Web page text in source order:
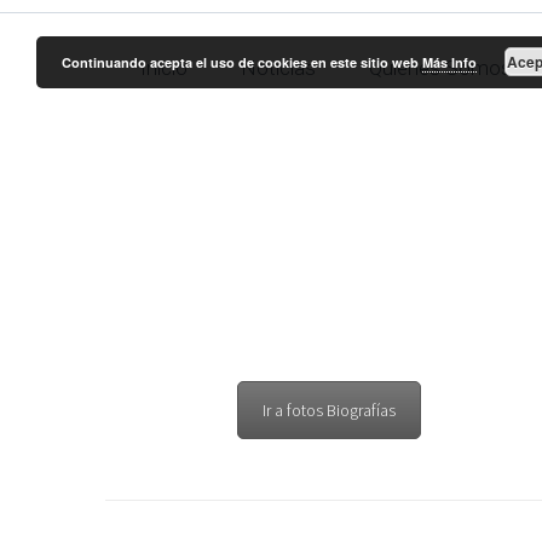
Inicio Noticias Quienes Somos
Ir a fotos Biografías
Continuando acepta el uso de cookies en este sitio web Más Info